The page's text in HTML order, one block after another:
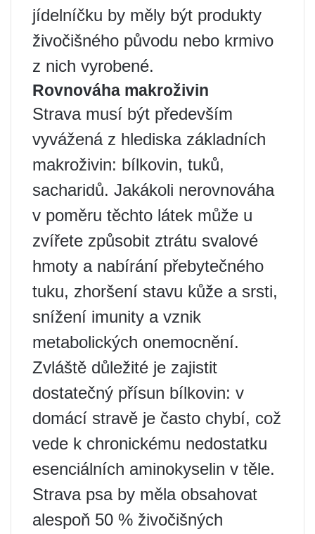
jídelníčku by měly být produkty
živočišného původu nebo krmivo
z nich vyrobené.
Rovnováha makroživin
Strava musí být především
vyvážená z hlediska základních
makroživin: bílkovin, tuků,
sacharidů. Jakákoli nerovnováha
v poměru těchto látek může u
zvířete způsobit ztrátu svalové
hmoty a nabírání přebytečného
tuku, zhoršení stavu kůže a srsti,
snížení imunity a vznik
metabolických onemocnění.
Zvláště důležité je zajistit
dostatečný přísun bílkovin: v
domácí stravě je často chybí, což
vede k chronickému nedostatku
esenciálních aminokyselin v těle.
Strava psa by měla obsahovat
alespoň 50 % živočišných